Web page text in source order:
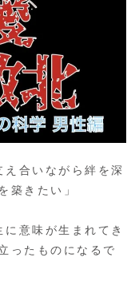
え合いながら絆を深
築きたい」
意味が生まれてき
ったものになるで